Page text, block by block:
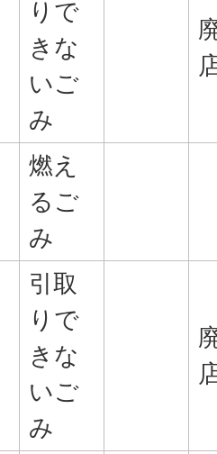
りで
きな
いご
み
燃え
るご
み
引取
りで
きな
いご
み